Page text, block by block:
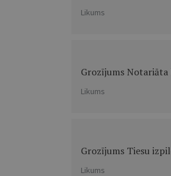
Likums
Grozījums Notariāta
Likums
Grozījums Tiesu
Likums